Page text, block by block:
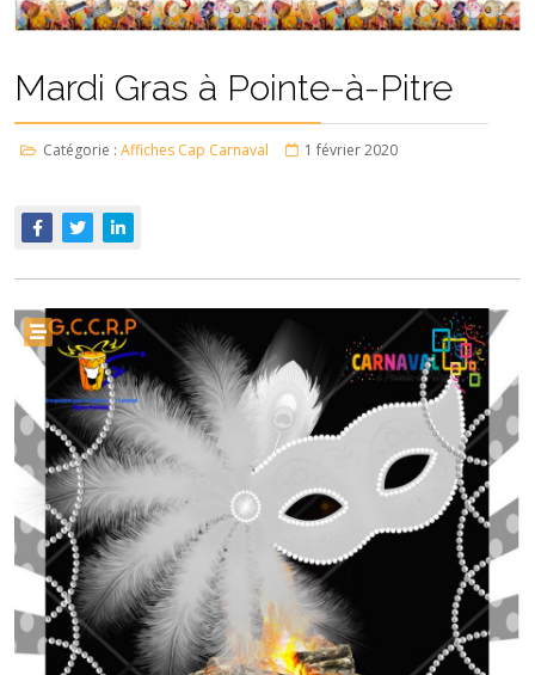
Mardi Gras à Pointe-à-Pitre
Catégorie : Affiches Cap Carnaval 1 février 2020